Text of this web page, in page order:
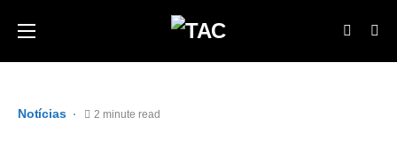
Notícias 2 minute read